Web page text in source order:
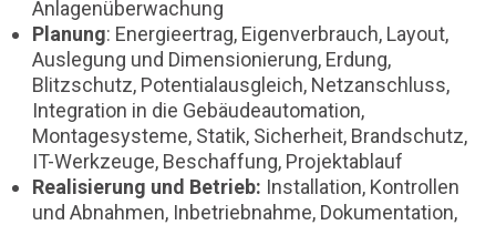
Anlagenüberwachung
Planung: Energieertrag, Eigenverbrauch, Layout,
Auslegung und Dimensionierung, Erdung,
Blitzschutz, Potentialausgleich, Netzanschluss,
Integration in die Gebäudeautomation,
Montagesysteme, Statik, Sicherheit, Brandschutz,
IT-Werkzeuge, Beschaffung, Projektablauf
Realisierung und Betrieb: Installation, Kontrollen
und Abnahmen, Inbetriebnahme, Dokumentation,